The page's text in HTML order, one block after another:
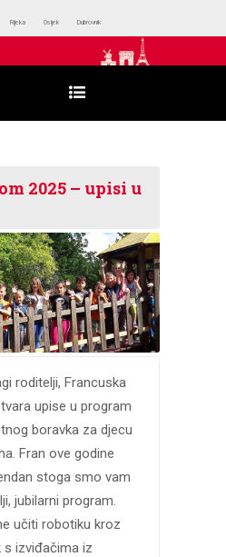
Rijeka Osijek Dubrovnik
2025 – upisi u
roditelji, Francuska
upise u program
boravka za djecu
Fran ove godine
stoga smo vam
jubilarni program.
učiti robotiku kroz
s izviđačima iz